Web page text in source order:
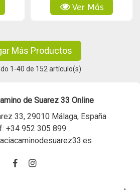
Ver Más
Más Productos
1 -40 de 152 artículo(s)
de Suarez 33 Online
33, 29010 Málaga, España
+34 952 305 899